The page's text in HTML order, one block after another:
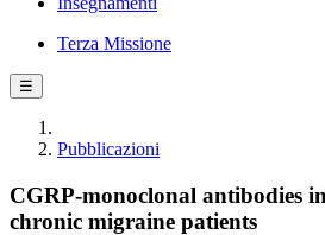
Terza Missione
☰
Pubblicazioni
CGRP-monoclonal antibodies
chronic migraine patients